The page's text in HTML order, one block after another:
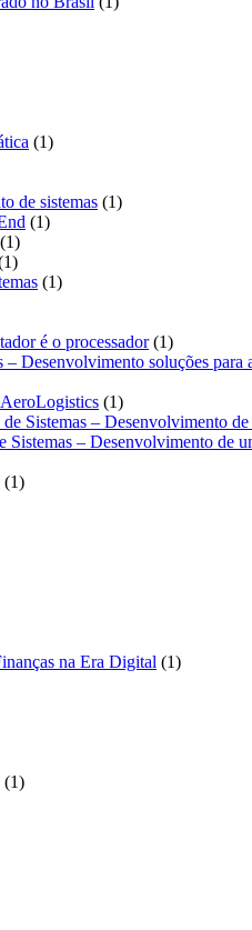
11
de sistemas 11
11
11
produto
11
produto
11
é o processador 11
produto
Desenvolvimento soluções para
11
produto
Sistemas – Desenvolvimento
– Desenvolvimento de
11
na Era Digital 11
11